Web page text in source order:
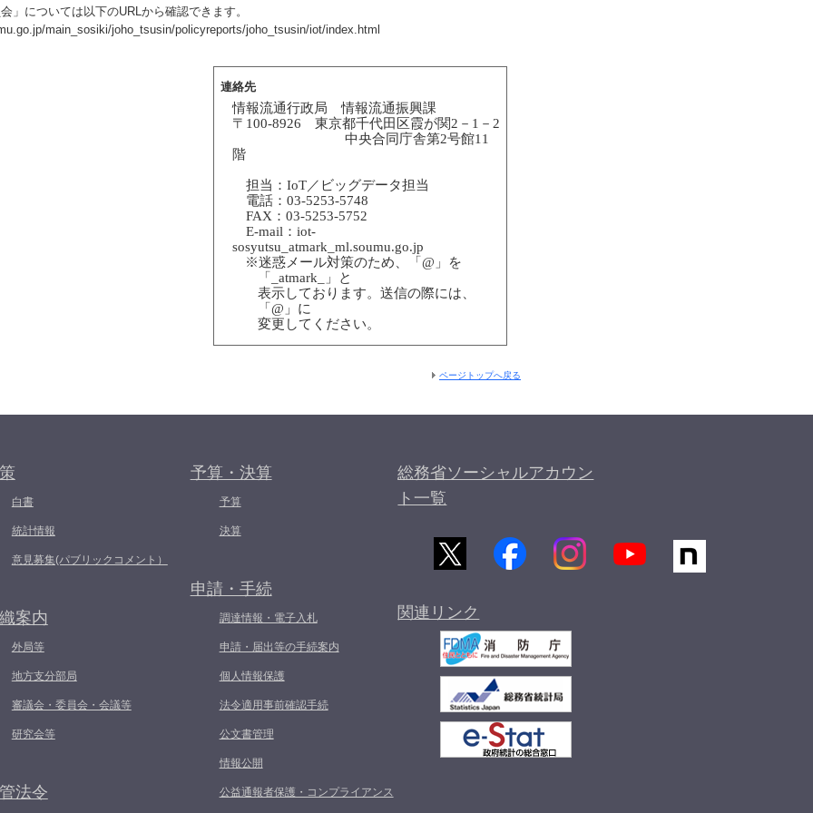
」については以下のURLから確認できます。
main_sosiki/joho_tsusin/policyreports/joho_tsusin/iot/index.html
連絡先
情報流通行政局 情報流通振興課
〒 100-8926 東京都千代田区霞が関2－1－2
中央合同庁舎第2号館11
階
担当： IoT／ビッグデータ担当
電話： 03-5253-5748
FAX ： 03-5253-5752
E-mail ： iot-
sosyutsu_atmark_ml.soumu.go.jp
※迷惑メール対策のため、「 @ 」を
「
_atmark_
」と
表示しております。送信の際には、
「@ 」に
変更してください。
ページトップへ戻る
白書
統計情報
意見募集(パブリックコメント）
案内
外局等
地方支分部局
審議会・委員会・会議等
研究会等
法令
予算・決算
予算
決算
申請・手続
調達情報・電子入札
申請・届出等の手続案内
個人情報保護
法令適用事前確認手続
公文書管理
情報公開
公益通報者保護・コンプライアンス
総務省ソーシャルアカウン
ト一覧
関連リンク